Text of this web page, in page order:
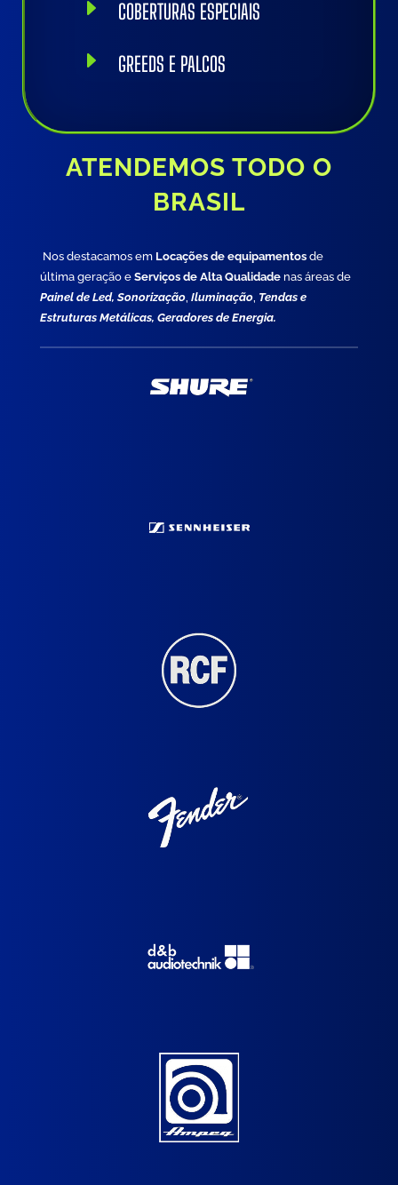
E COBERTURAS ESPECIAIS
E GREEDS E PALCOS
ATENDEMOS TODO O
BRASIL
Nos destacamos em Locações de equipamentosde
última geração e Serviços de Alta Qualidadenas áreas de
Painel de Led, Sonorização, Iluminação, Tendas e
Estruturas Metálicas, Geradores de Energia.